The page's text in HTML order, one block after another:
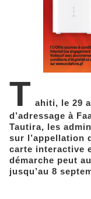
T ahiti, le 29
d’adressage à
Tautira, les
sur l’appellation
carte interactive
démarche peut
jusqu’au 8